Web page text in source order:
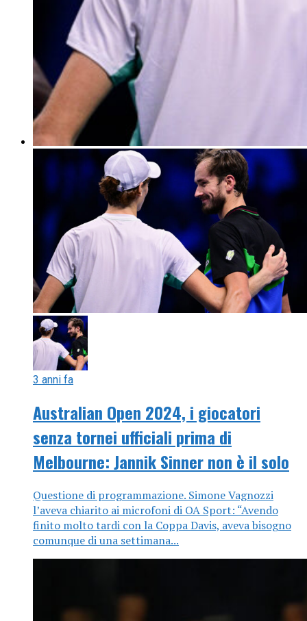
3 anni fa
Australian Open 2024, i giocatori
senza tornei ufficiali prima di
Melbourne: Jannik Sinner non è il solo
Questione di programmazione. Simone Vagnozzi
l’aveva chiarito ai microfoni di OA Sport: “Avendo
finito molto tardi con la Coppa Davis, aveva bisogno
comunque di una settimana...